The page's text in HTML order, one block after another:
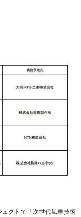
ェクトで「次世代風車技術